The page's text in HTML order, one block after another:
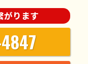
がります